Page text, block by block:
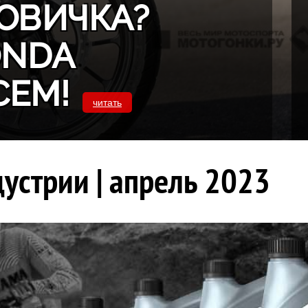
читать
| апрель 2023